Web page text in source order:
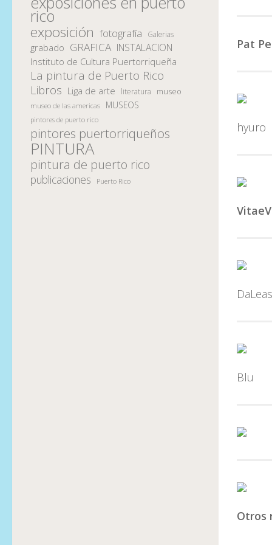
Pat
hyuro
Blu
Otros
rico
exposición fotografía Galerias
grabado GRAFICA INSTALACION
Instituto de Cultura Puertorriqueña
La pintura de Puerto Rico
Libros Liga de arte literatura museo
museo de las americas MUSEOS
pintores de puerto rico
pintores puertorriqueños
PINTURA
pintura de puerto rico
publicaciones Puerto Rico